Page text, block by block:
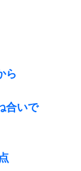
ら​
合いで​